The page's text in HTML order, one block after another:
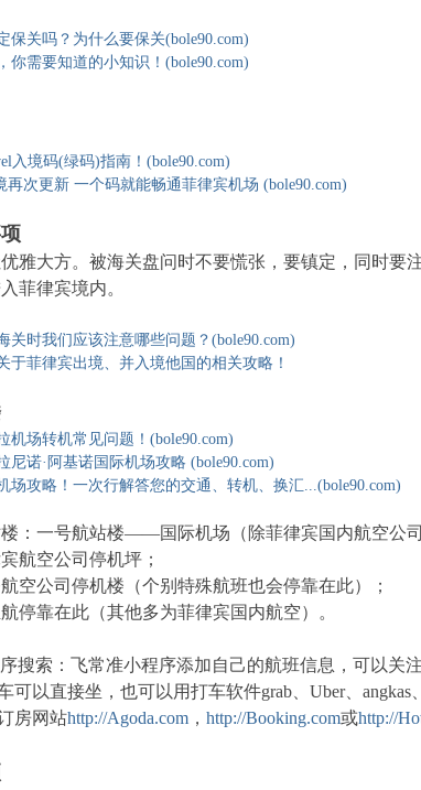
保关吗？为什么要保关(bole90.com)
你需要知道的小知识！(bole90.com)
入境码(绿码)指南！(bole90.com)
再次更新 一个码就能畅通菲律宾机场 (bole90.com)
雅大方。被海关盘问时不要慌张，要镇定，同时
菲律宾境内。
关时我们应该注意哪些问题？(bole90.com)
于菲律宾出境、并入境他国的相关攻略！
机场转机常见问题！(bole90.com)
尼诺·阿基诺国际机场攻略 (bole90.com)
场攻略！一次行解答您的交通、转机、换汇...(bole90.com)
：一号航站楼——国际机场（除菲律宾国内航空公
航空公司停机坪；
公司停机楼（个别特殊航班也会停靠在此）；
停靠在此（其他多为菲律宾国内航空）。
搜索：飞常准小程序添加自己的航班信息，可以关
以直接坐，也可以用打车软件grab、Uber、angkas、
房网站http://Agoda.com ， http://Booking.com或http://